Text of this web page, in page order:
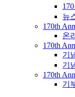
뉴
170th
온
170th
기
기
170th
기